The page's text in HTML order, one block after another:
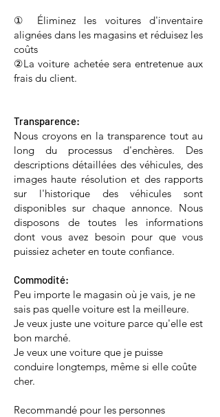
① Éliminez les voitures d'inventaire
alignées dans les magasins et réduisez les
coûts
②La voiture achetée sera entretenue aux
frais du client.
Transparence:
Nous croyons en la transparence tout au
long du processus d'enchères. Des
descriptions détaillées des véhicules, des
images haute résolution et des rapports
sur l'historique des véhicules sont
disponibles sur chaque annonce. Nous
disposons de toutes les informations
dont vous avez besoin pour que vous
puissiez acheter en toute confiance.
Commodité:
Peu importe le magasin où je vais, je ne
sais pas quelle voiture est la meilleure.
Je veux juste une voiture parce qu'elle est
bon marché.
Je veux une voiture que je puisse
conduire longtemps, même si elle coûte
cher.
Recommandé pour les personnes